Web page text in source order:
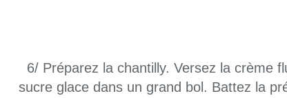
6/ Préparez la chantilly. Versez la crème
sucre glace dans un grand bol. Battez la